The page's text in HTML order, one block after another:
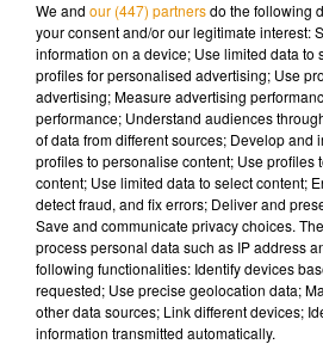
compte !
Musique
6 août 2026
Pomme
« Loups Garous
We and our (447) partnersdo the following
your consent and/or our legitimate interest:
information on a device; Use limited data to
profiles for personalised advertising; Use
advertising; Measure advertising
performance; Understand audiences
of data from different sources; Develop and
profiles to personalise content; Use profiles
content; Use limited data to select content;
detect fraud, and fix errors; Deliver and
Save and communicate privacy choices.
process personal data such as IP address
following functionalities: Identify devices
requested; Use precise geolocation data;
other data sources; Link different devices;
information transmitted automatically.